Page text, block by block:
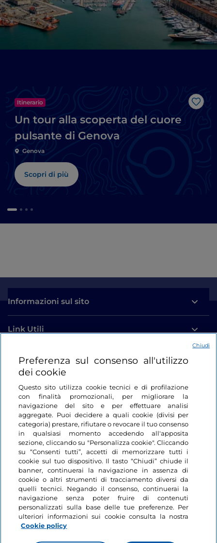
Like
Itinerario
Un tour alla scoperta del cuore
pulsante di Genova
Genova
Scopri di più
Informazioni sul sito
Link Utili
Login
Restiamo in contatto
Preferenza sul consenso all'utilizzo
dei cookie
Questo sito utilizza cookie tecnici e di profilazione
con finalità promozionali, per migliorare la
navigazione del sito e per effettuare analisi
aggregate. Puoi decidere a quali cookie (divisi per
categoria) prestare, rifiutare o revocare il tuo consenso
in qualsiasi momento accedendo all'apposita
sezione, cliccando su "Personalizza cookie". Cliccando
su “Consenti tutti”, accetti di memorizzare tutti i
cookie sul tuo dispositivo. Il tasto “Chiudi” chiude il
banner, continuerai la navigazione in assenza di
cookie o altri strumenti di tracciamento diversi da
quelli tecnici. Negando il consenso, continuerai la
navigazione senza poter fruire di contenuti
personalizzati sulla base delle tue preferenze. Per
ulteriori informazioni sui cookie consulta la nostra
Cookie policy
Chiudi